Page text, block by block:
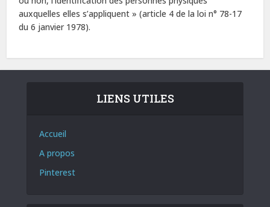
auxquelles elles s’appliquent » (article 4 de la loi n° 78-17
du 6 janvier 1978).
LIENS UTILES
Accueil
A propos
Pinterest